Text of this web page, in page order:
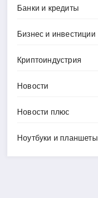
Банки и кредиты
Бизнес и инвестиции
Криптоиндустрия
Новости
Новости плюс
Ноутбуки и планшеты